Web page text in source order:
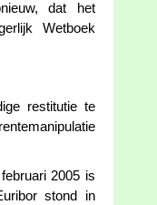
dat het
Wetboek
restitutie te
2005 is
stond in